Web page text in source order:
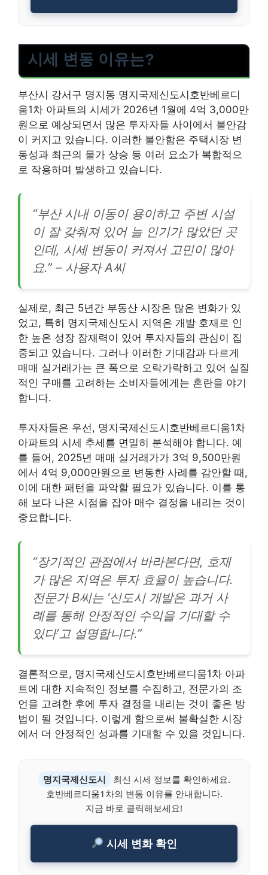
시세 변동 이유는?
부산시 강서구 명지동 명지국제신도시호반베르디
움1차 아파트의 시세가 2026년 1월에 4억 3,000만
원으로 예상되면서 많은 투자자들 사이에서 불안감
이 커지고 있습니다. 이러한 불안함은 주택시장 변
동성과 최근의 물가 상승 등 여러 요소가 복합적으
로 작용하며 발생하고 있습니다.
“부산 시내 이동이 용이하고 주변 시설
이 잘 갖춰져 있어 늘 인기가 많았던 곳
인데, 시세 변동이 커져서 고민이 많아
요.” – 사용자 A씨
실제로, 최근 5년간 부동산 시장은 많은 변화가 있
었고, 특히 명지국제신도시 지역은 개발 호재로 인
한 높은 성장 잠재력이 있어 투자자들의 관심이 집
중되고 있습니다. 그러나 이러한 기대감과 다르게
매매 실거래가는 큰 폭으로 오락가락하고 있어 실질
적인 구매를 고려하는 소비자들에게는 혼란을 야기
합니다.
투자자들은 우선, 명지국제신도시호반베르디움1차
아파트의 시세 추세를 면밀히 분석해야 합니다. 예
를 들어, 2025년 매매 실거래가가 3억 9,500만원
에서 4억 9,000만원으로 변동한 사례를 감안할 때,
이에 대한 패턴을 파악할 필요가 있습니다. 이를 통
해 보다 나은 시점을 잡아 매수 결정을 내리는 것이
중요합니다.
“장기적인 관점에서 바라본다면, 호재
가 많은 지역은 투자 효율이 높습니다.
전문가 B씨는 ‘신도시 개발은 과거 사
례를 통해 안정적인 수익을 기대할 수
있다’고 설명합니다.”
결론적으로, 명지국제신도시호반베르디움1차 아파
트에 대한 지속적인 정보를 수집하고, 전문가의 조
언을 고려한 후에 투자 결정을 내리는 것이 좋은 방
법이 될 것입니다. 이렇게 함으로써 불확실한 시장
에서 더 안정적인 성과를 기대할 수 있을 것입니다.
명지국제신도시
최신 시세 정보를 확인하세요.
호반베르디움1차의 변동 이유를 안내합니다.
지금 바로 클릭해보세요!
시세 변화 확인